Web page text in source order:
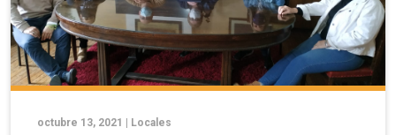
octubre 13, 2021 | Locales